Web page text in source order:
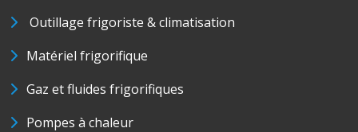
Outillage frigoriste & climatisation
Matériel frigorifique
Gaz et fluides frigorifiques
Pompes à chaleur